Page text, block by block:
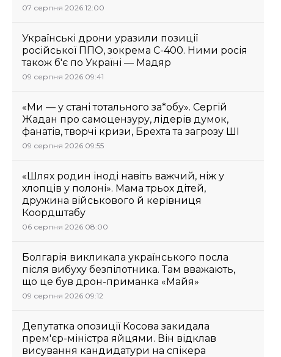
07 серпня 2026 12:00
Українські дрони уразили позиції
російської ППО, зокрема С-400. Ними росія
також б'є по Україні — Мадяр
09 серпня 2026 09:41
«Ми — у стані тотального за*обу». Сергій
Жадан про самоцензуру, лідерів думок,
фанатів, творчі кризи, Брехта та загрозу ШІ
09 серпня 2026 09:55
«Шлях родин іноді навіть важчий, ніж у
хлопців у полоні». Мама трьох дітей,
дружина військового й керівниця
Коордштабу
06 серпня 2026 08:00
Болгарія викликала українського посла
після вибуху безпілотника. Там вважають,
що це був дрон-приманка «Майя»
09 серпня 2026 09:12
Депутатка опозиції Косова закидала
прем'єр-міністра яйцями. Він відклав
висування кандидатури на спікера